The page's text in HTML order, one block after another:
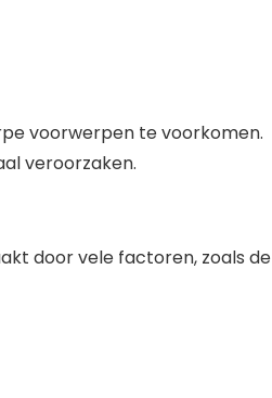
voorwerpen te voorkomen.
veroorzaken.
door vele factoren, zoals de